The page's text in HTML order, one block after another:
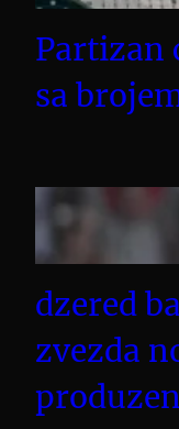
Partizan
sa
dzered
zvezda
produzen